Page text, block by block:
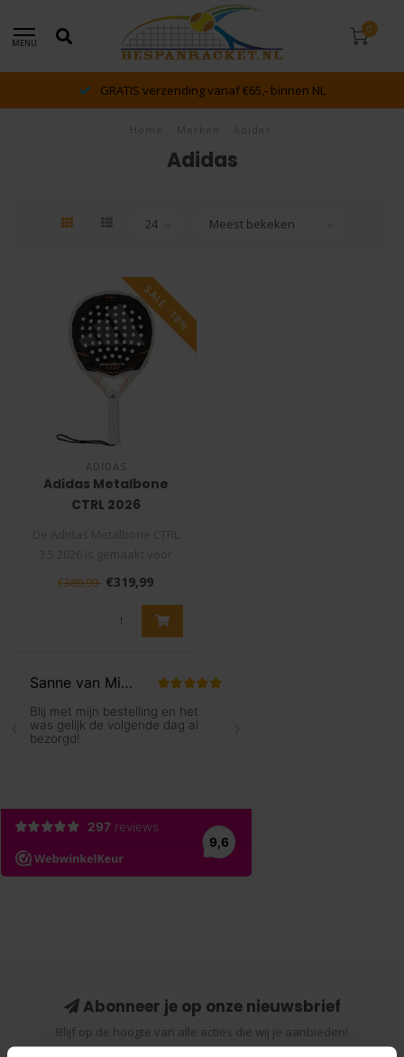
MENU
0
GRATIS verzending vanaf €65,- binnen NL
Adidas
SALE -18%
ADIDAS
Adidas Metalbone
CTRL 2026
padelspelers die controle
€389,99 €319,99
Abonneer je op onze nieuwsbrief
Blijf op de hoogte van alle acties die wij je aanbieden!